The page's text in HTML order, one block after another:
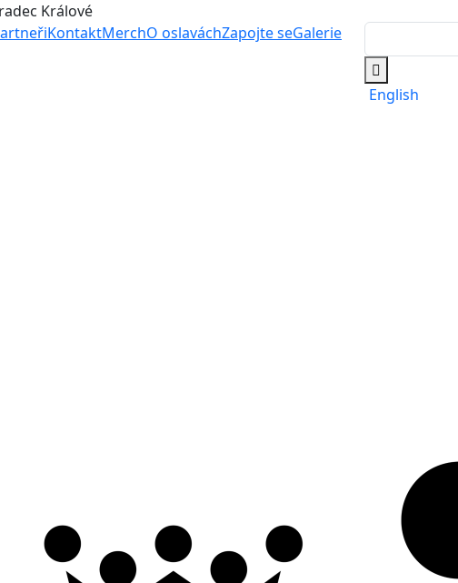
Králové
KontaktMerchO oslaváchZapojte seGalerie
English